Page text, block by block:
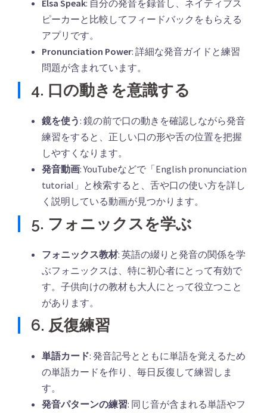
Elsa Speak: 自分の発音を録音し、ネイティブス
ピーカーと比較してフィードバックをもらえる
アプリです。
Pronunciation Power: 詳細な発音ガイドと練習
問題が含まれています。
4. 口の動きを意識する
鏡を使う: 鏡の前で口の動きを確認しながら発音
練習をすると、正しい口の形や舌の位置を把握
しやすくなります。
発音動画: YouTubeなどで「English pronunciation
tutorial」と検索すると、舌や口の使い方を詳し
く説明している動画が見つかります。
5. フォニックスを学ぶ
フォニックス教材: 英語の綴りと発音の関係を学
ぶフォニックスは、特に初心者にとって有効で
す。子供向けの教材も大人にとって役立つこと
があります。
6. 反復練習
単語カード: 発音記号とともに単語を覚えるため
の単語カードを作り、毎日反復して練習しま
す。
発音パターンの練習: 同じ音が含まれる単語やフ